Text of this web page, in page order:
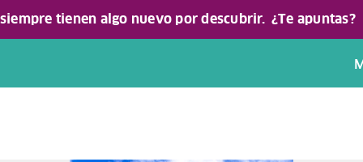
tienen algo nuevo por descubrir. ¿Te apuntas?